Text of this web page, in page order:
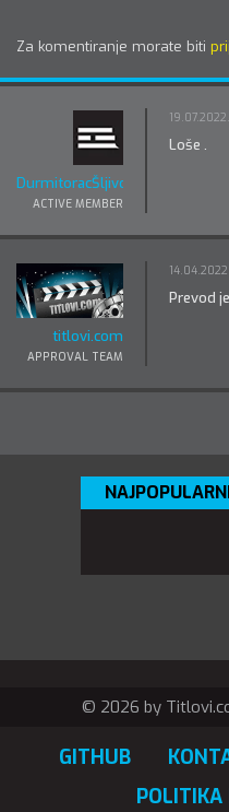
Za komentiranje morate biti
DurmitoracŠljivo
ACTIVE MEMBER
Loše .
titlovi.com
APPROVAL TEAM
Prevod
© 2026 by
GITHUB
POLITIKA